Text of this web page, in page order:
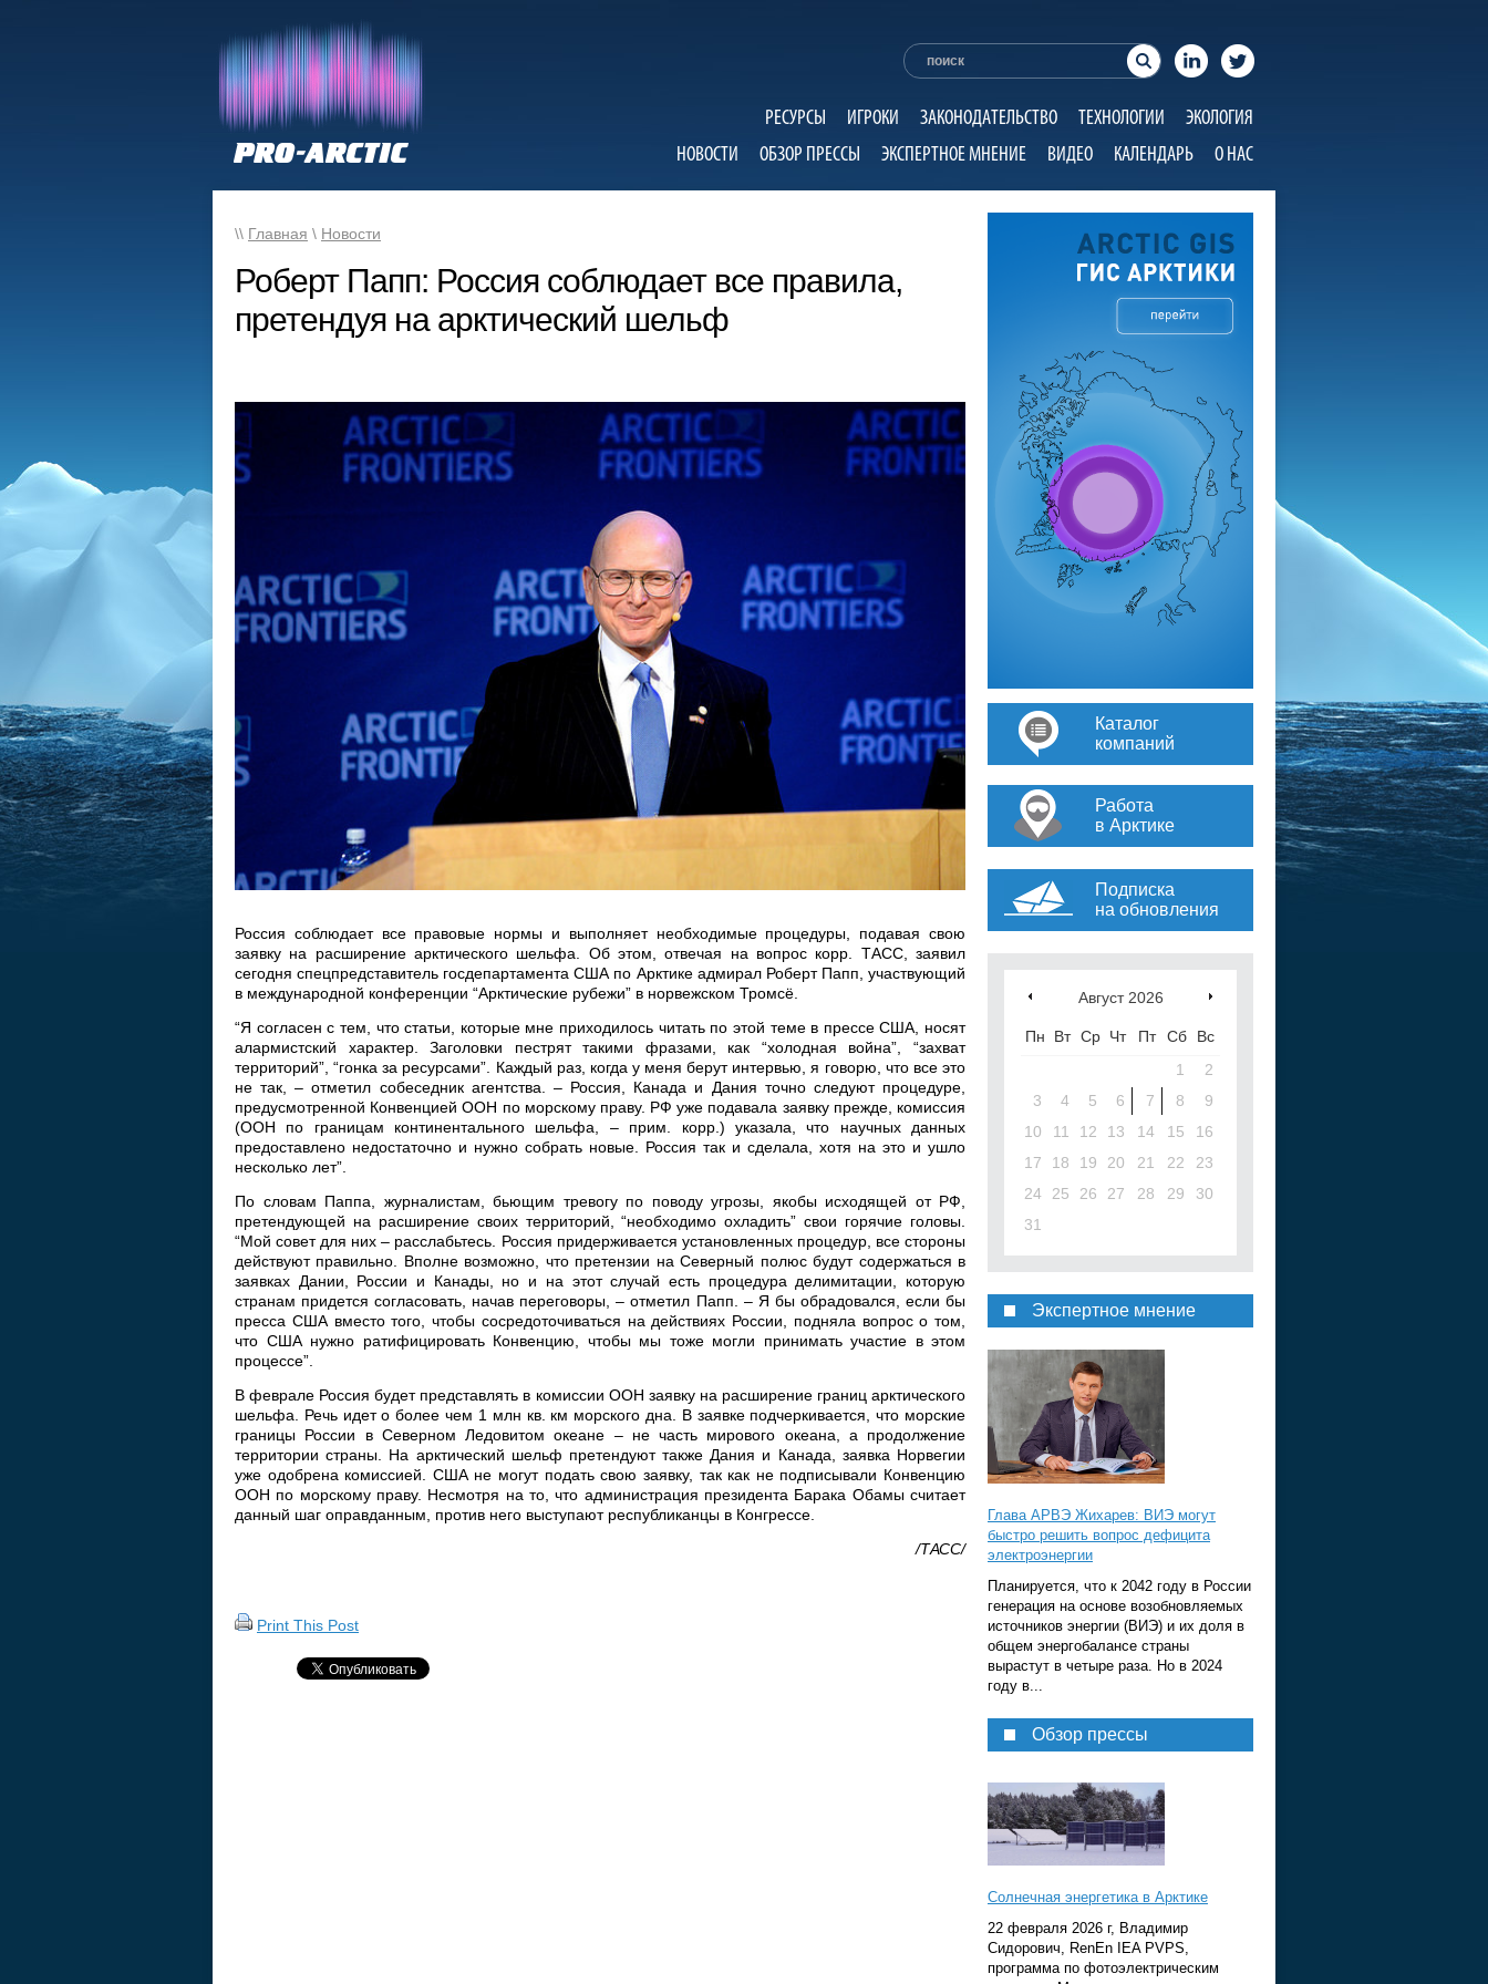
РЕСУРСЫ ИГРОКИ ЗАКОНОДАТЕЛЬСТВО ТЕХНОЛОГИИ
ЭКОЛОГИЯ
НОВОСТИ
ОБЗОР ПРЕССЫ ЭКСПЕРТНОЕ МНЕНИЕ ВИДЕО КАЛЕНДАРЬ О НАС
\\ Главная \ Новости
Роберт Папп: Россия соблюдает все правила,
претендуя на арктический шельф
Россия соблюдает все правовые нормы и выполняет необходимые процедуры, подавая свою
заявку на расширение арктического шельфа. Об этом, отвечая на вопрос корр. ТАСС, заявил
сегодня спецпредставитель госдепартамента США по Арктике адмирал Роберт Папп, участвующий
в международной конференции “Арктические рубежи” в норвежском Тромсё.
“Я согласен с тем, что статьи, которые мне приходилось читать по этой теме в прессе США, носят
алармистский характер. Заголовки пестрят такими фразами, как “холодная война”, “захват
территорий”, “гонка за ресурсами”. Каждый раз, когда у меня берут интервью, я говорю, что все это
не так, – отметил собеседник агентства. – Россия, Канада и Дания точно следуют процедуре,
предусмотренной Конвенцией ООН по морскому праву. РФ уже подавала заявку прежде, комиссия
(ООН по границам континентального шельфа, – прим. корр.) указала, что научных данных
предоставлено недостаточно и нужно собрать новые. Россия так и сделала, хотя на это и ушло
несколько лет”.
По словам Паппа, журналистам, бьющим тревогу по поводу угрозы, якобы исходящей от РФ,
претендующей на расширение своих территорий, “необходимо охладить” свои горячие головы.
“Мой совет для них – расслабьтесь. Россия придерживается установленных процедур, все стороны
действуют правильно. Вполне возможно, что претензии на Северный полюс будут содержаться в
заявках Дании, России и Канады, но и на этот случай есть процедура делимитации, которую
странам придется согласовать, начав переговоры, – отметил Папп. – Я бы обрадовался, если бы
пресса США вместо того, чтобы сосредоточиваться на действиях России, подняла вопрос о том,
что США нужно ратифицировать Конвенцию, чтобы мы тоже могли принимать участие в этом
процессе”.
В феврале Россия будет представлять в комиссии ООН заявку на расширение границ арктического
шельфа. Речь идет о более чем 1 млн кв. км морского дна. В заявке подчеркивается, что морские
границы России в Северном Ледовитом океане – не часть мирового океана, а продолжение
территории страны. На арктический шельф претендуют также Дания и Канада, заявка Норвегии
уже одобрена комиссией. США не могут подать свою заявку, так как не подписывали Конвенцию
ООН по морскому праву. Несмотря на то, что администрация президента Барака Обамы считает
данный шаг оправданным, против него выступают республиканцы в Конгрессе.
/ТАСС/
Print This Post
Каталог
компаний
Работа
в Арктике
Подписка
на обновления
Август 2026
Пн Вт Ср Чт Пт Сб
Вс
1
2
3
4 5 6 7 8
9
10
11 12 13 14 15
16
17
18 19 20 21 22
23
24
25 26 27 28 29
30
31
Экспертное мнение
Глава АРВЭ Жихарев: ВИЭ могут
быстро решить вопрос дефицита
электроэнергии
Планируется, что к 2042 году в России
генерация на основе возобновляемых
источников энергии (ВИЭ) и их доля в
общем энергобалансе страны
вырастут в четыре раза. Но в 2024
году в...
Обзор прессы
Солнечная энергетика в Арктике
22 февраля 2026 г, Владимир
Сидорович, RenEn IEA PVPS,
программа по фотоэлектрическим